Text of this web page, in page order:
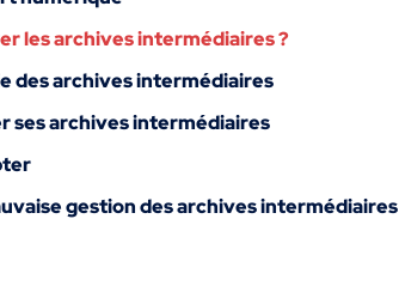
les archives intermédiaires ?
des archives intermédiaires
ses archives intermédiaires
gestion des archives intermédiaires